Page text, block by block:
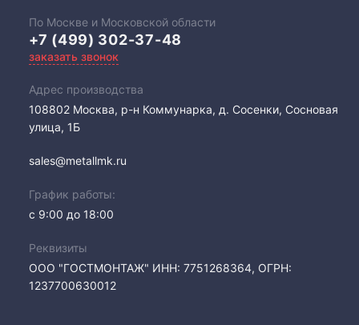
По Москве и Московской области
+7 (499) 302-37-48
заказать звонок
Адрес производства
108802​ Москва, р-н Коммунарка, д. Сосенки, Сосновая
улица, 1Б
sales@metallmk.ru
График работы:
с 9:00 до 18:00
Реквизиты
ООО "ГОСТМОНТАЖ" ИНН: 7751268364, ОГРН:
1237700630012